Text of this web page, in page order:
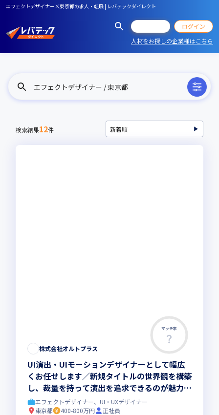
エフェクトデザイナー×東京都の求人・転職 | レバテックダイレクト
ログイン
人材をお探しの企業様はこちら
エフェクトデザイナー / 東京都
検索結果12件
マッチ率
株式会社オルトプラス
UI演出・UIモーションデザイナーとして幅広
くお任せします／新規タイトルの世界観を構築
し、裁量を持って演出を追求できるのが魅力で
すエフェクトデザイナー、UI・UXデザイナー
東京都
400-800万円
正社員